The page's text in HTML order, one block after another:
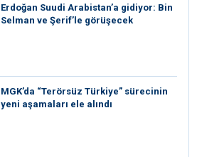
Erdoğan Suudi Arabistan’a gidiyor: Bin
Selman ve Şerif’le görüşecek
MGK’da “Terörsüz Türkiye” sürecinin
yeni aşamaları ele alındı